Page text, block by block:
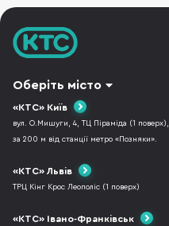
Оберіть місто
«КТС» Київ
вул. О.Мишуги, 4, ТЦ Піраміда (1 поверх),
за 200 м від станції метро «Позняки».
«КТС» Львів
ТРЦ Кінг Крос Леополіс (1 поверх)
«КТС» Івано-Франківськ